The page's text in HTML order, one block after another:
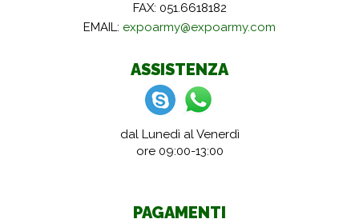
FAX: 051.6618182
EMAIL: expoarmy@expoarmy.com
ASSISTENZA
dal Lunedì al Venerdì
ore 09:00-13:00
PAGAMENTI